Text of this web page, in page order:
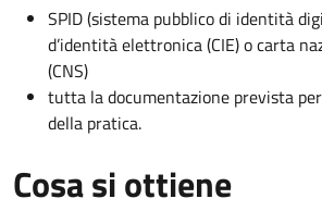
SPID (sistema pubblico di identità
d’identità elettronica (CIE) o carta
(CNS)
tutta la documentazione prevista
della pratica.
Cosa si ottiene